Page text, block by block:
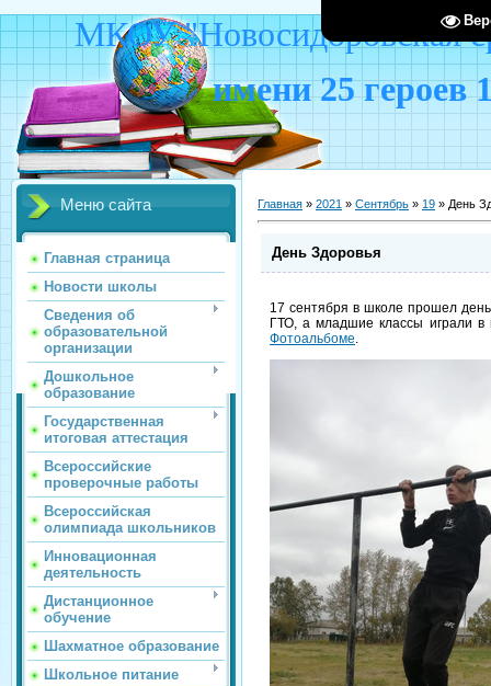
МКОУ "Новосидоровская
имени 25 героев
Меню сайта
Главная страница
Новости школы
Сведения об
образовательной
организации
Дошкольное
образование
Государственная
итоговая аттестация
Всероссийские
проверочные работы
Всероссийская
олимпиада школьников
Инновационная
деятельность
Дистанционное
обучение
Шахматное образование
Школьное питание
Главная » 2021 » Сентябрь » 19 » День
День Здоровья
17 сентября в школе прошел
ГТО, а младшие классы играли в
Фотоальбоме